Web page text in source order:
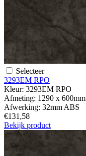
Selecteer
3293EM RPO
Kleur: 3293EM RPO
Afmeting: 1290 x 600mm
Afwerking: 32mm ABS
€131,58
Bekijk product